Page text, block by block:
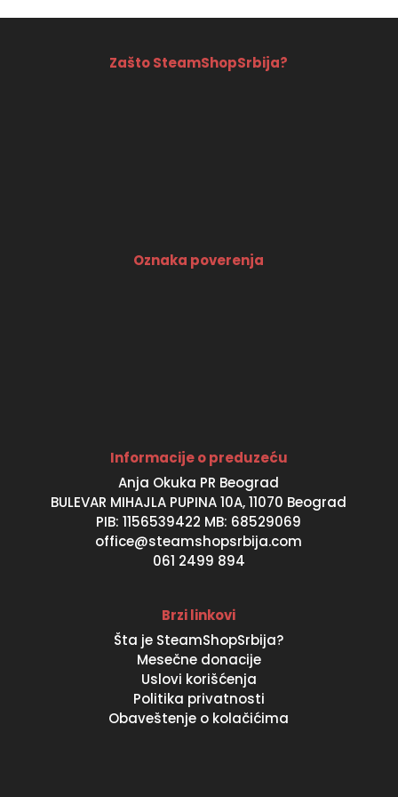
Zašto SteamShopSrbija?
Oznaka poverenja
Informacije o preduzeću
Anja Okuka PR Beograd
BULEVAR MIHAJLA PUPINA 10A, 11070 Beograd
PIB: 1156539422 MB: 68529069
office@steamshopsrbija.com
061 2499 894
Brzi linkovi
Šta je SteamShopSrbija?
Mesečne donacije
Uslovi korišćenja
Politika privatnosti
Obaveštenje o kolačićima